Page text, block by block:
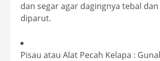
dan segar agar dagingnya tebal
diparut.
Pisau atau Alat Pecah Kelapa :